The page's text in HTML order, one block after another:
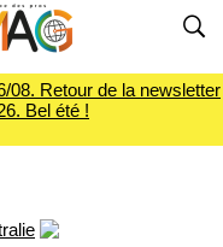
08. Retour de la newsletter
Bel été !